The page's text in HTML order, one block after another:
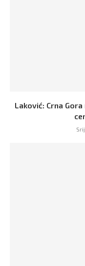
Laković: Crna